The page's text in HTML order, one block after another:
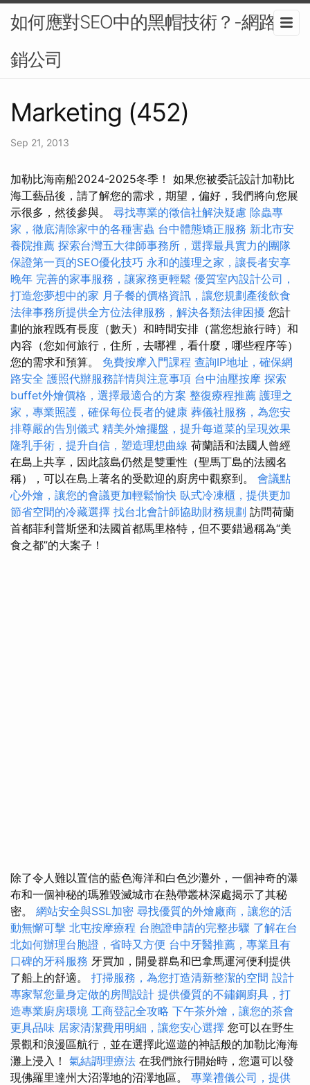
如何應對SEO中的黑帽技術？-網路行
銷公司
Marketing (452)
Sep 21, 2013
加勒比海南船2024-2025冬季！ 如果您被委託設計加勒比
海工藝品後，請了解您的需求，期望，偏好，我們將向您展
示很多，然後參與。 尋找專業的徵信社解決疑慮 除蟲專
家，徹底清除家中的各種害蟲 台中體態矯正服務 新北市安
養院推薦 探索台灣五大律師事務所，選擇最具實力的團隊
保證第一頁的SEO優化技巧 永和的護理之家，讓長者安享
晚年 完善的家事服務，讓家務更輕鬆 優質室內設計公司，
打造您夢想中的家 月子餐的價格資訊，讓您規劃產後飲食
法律事務所提供全方位法律服務，解決各類法律困擾 您計
劃的旅程既有長度（數天）和時間安排（當您想旅行時）和
內容（您如何旅行，住所，去哪裡，看什麼，哪些程序等）
您的需求和預算。 免費按摩入門課程 查詢IP地址，確保網
路安全 護照代辦服務詳情與注意事項 台中油壓按摩 探索
buffet外燴價格，選擇最適合的方案 整復療程推薦 護理之
家，專業照護，確保每位長者的健康 葬儀社服務，為您安
排尊嚴的告別儀式 精美外燴擺盤，提升每道菜的呈現效果
隆乳手術，提升自信，塑造理想曲線 荷蘭語和法國人曾經
在島上共享，因此該島仍然是雙重性（聖馬丁島的法國名
稱），可以在島上著名的受歡迎的廚房中觀察到。 會議點
心外燴，讓您的會議更加輕鬆愉快 臥式冷凍櫃，提供更加
節省空間的冷藏選擇 找台北會計師協助財務規劃 訪問荷蘭
首都菲利普斯堡和法國首都馬里格特，但不要錯過稱為“美
食之都”的大案子！
除了令人難以置信的藍色海洋和白色沙灘外，一個神奇的瀑
布和一個神秘的瑪雅毀滅城市在熱帶叢林深處揭示了其秘
密。 網站安全與SSL加密 尋找優質的外燴廠商，讓您的活
動無懈可擊 北屯按摩療程 台胞證申請的完整步驟 了解在台
北如何辦理台胞證，省時又方便 台中牙醫推薦，專業且有
口碑的牙科服務 牙買加，開曼群島和巴拿馬運河便利提供
了船上的舒適。 打掃服務，為您打造清新整潔的空間 設計
專家幫您量身定做的房間設計 提供優質的不鏽鋼廚具，打
造專業廚房環境 工商登記全攻略 下午茶外燴，讓您的茶會
更具品味 居家清潔費用明細，讓您安心選擇 您可以在野生
景觀和浪漫區航行，並在選擇此巡遊的神話般的加勒比海海
灘上浸入！ 氣結調理療法 在我們旅行開始時，您還可以發
現佛羅里達州大沼澤地的沼澤地區。 專業禮儀公司，提供